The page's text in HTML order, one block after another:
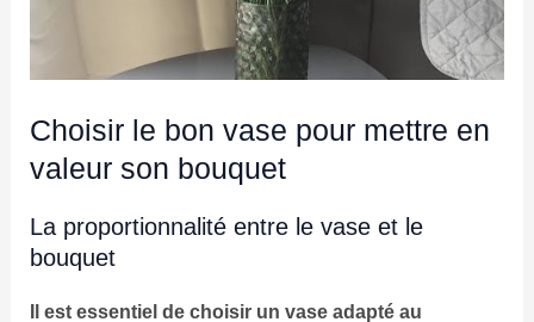
Choisir le bon vase pour mettre en
valeur son bouquet
La proportionnalité entre le vase et le
bouquet
Il est essentiel de choisir un vase adapté au